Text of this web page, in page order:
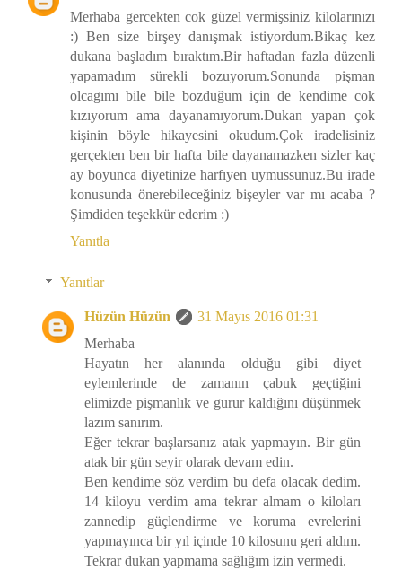
Merhaba gercekten cok güzel vermişsiniz kilolarınızı
:) Ben size birşey danışmak istiyordum.Bikaç kez
dukana başladım bıraktım.Bir haftadan fazla düzenli
yapamadım sürekli bozuyorum.Sonunda pişman
olcagımı bile bile bozduğum için de kendime cok
kızıyorum ama dayanamıyorum.Dukan yapan çok
kişinin böyle hikayesini okudum.Çok iradelisiniz
gerçekten ben bir hafta bile dayanamazken sizler kaç
ay boyunca diyetinize harfıyen uymussunuz.Bu irade
konusunda önerebileceğiniz bişeyler var mı acaba ?
Şimdiden teşekkür ederim :)
Yanıtla
Yanıtlar
Hüzün Hüzün
31 Mayıs 2016 01:31
Merhaba
Hayatın her alanında olduğu gibi diyet
eylemlerinde de zamanın çabuk geçtiğini
elimizde pişmanlık ve gurur kaldığını düşünmek
lazım sanırım.
Eğer tekrar başlarsanız atak yapmayın. Bir gün
atak bir gün seyir olarak devam edin.
Ben kendime söz verdim bu defa olacak dedim.
14 kiloyu verdim ama tekrar almam o kiloları
zannedip güçlendirme ve koruma evrelerini
yapmayınca bir yıl içinde 10 kilosunu geri aldım.
Tekrar dukan yapmama sağlığım izin vermedi.